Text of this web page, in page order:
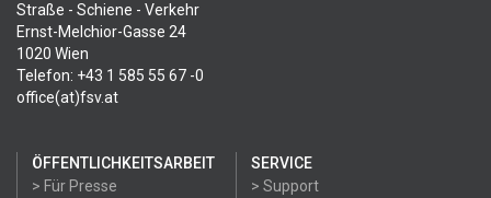
Straße - Schiene - Verkehr
Ernst-Melchior-Gasse 24
1020 Wien
Telefon: +43 1 585 55 67 -0
office(at)fsv.at
ÖFFENTLICHKEITSARBEIT
> Für Presse
SERVICE
> Support